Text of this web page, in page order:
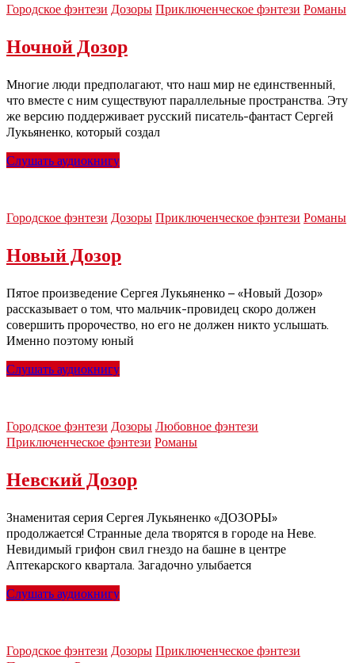
Городское фэнтези Дозоры Приключенческое фэнтези Романы
Ночной Дозор
Многие люди предполагают, что наш мир не единственный,
что вместе с ним существуют параллельные пространства. Эту
же версию поддерживает русский писатель-фантаст Сергей
Лукьяненко, который создал
Слушать аудиокнигу
Городское фэнтези Дозоры Приключенческое фэнтези Романы
Новый Дозор
Пятое произведение Сергея Лукьяненко – «Новый Дозор»
рассказывает о том, что мальчик-провидец скоро должен
совершить пророчество, но его не должен никто услышать.
Именно поэтому юный
Слушать аудиокнигу
Городское фэнтези Дозоры Любовное фэнтези
Приключенческое фэнтези Романы
Невский Дозор
Знаменитая серия Сергея Лукьяненко «ДОЗОРЫ»
продолжается! Странные дела творятся в городе на Неве.
Невидимый грифон свил гнездо на башне в центре
Аптекарского квартала. Загадочно улыбается
Слушать аудиокнигу
Городское фэнтези Дозоры Приключенческое фэнтези